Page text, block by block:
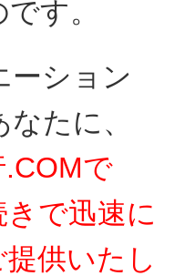
す。
ーション
たに、
で
で迅速に
供いたし